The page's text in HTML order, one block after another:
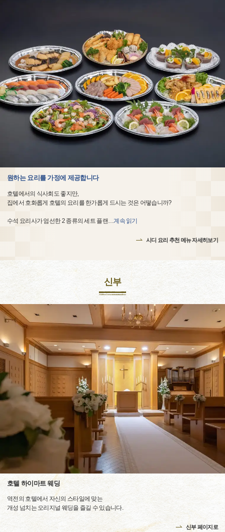
원하는 요리를 가정에 제공합니다
호텔에서의 식사회도 좋지만,
집에서 호화롭게 호텔의 요리를 한가롭게 드시는 것은 어떻습니까?
수석 요리사가 엄선한 2 종류의 세트 플랜…계속 읽기
시디 요리 추천 메뉴 자세히보기
신부
호텔 하이마트 웨딩
역전의 호텔에서 자신의 스타일에 맞는
개성 넘치는 오리지널 웨딩을 즐길 수 있습니다.
신부 페이지로